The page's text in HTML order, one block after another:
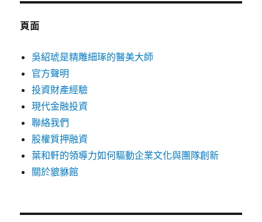
頁面
吳紹琥是精雕細琢的醫美大師
官方聲明
投資財產經驗
現代金融投資
聯絡我們
股權質押融資
葉和軒的領導力如何驅動企業文化與團隊創新
關於貔貅館